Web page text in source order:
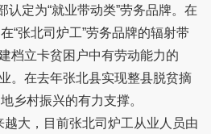
认定为“就业带动类”劳务品牌。在
“张北司炉工”劳务品牌的辐射带
档立卡贫困户中有劳动能力的
。在去年张北县实现整县脱贫摘
乡村振兴的有力支撑。
越大，目前张北司炉工从业人员由